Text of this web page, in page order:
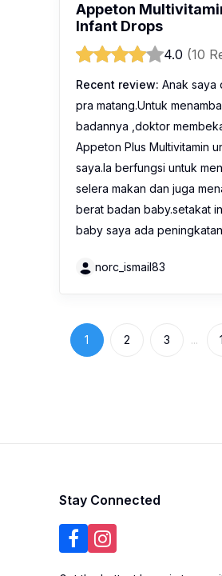
Appeton
Infant Drops
4.0 (10
Recent review: Anak saya
pra matang.Untuk
badannya ,doktor
Appeton Plus Multivitamin
saya.Ia berfungsi untuk
selera makan dan juga
berat badan baby.setakat
baby saya ada peningkatan
norc_ismail83
1 2 3 ...
Stay Connected